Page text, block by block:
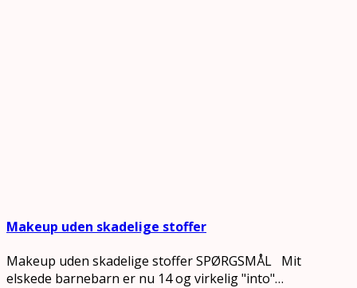
Makeup uden skadelige stoffer
Makeup uden skadelige stoffer SPØRGSMÅL Mit
elskede barnebarn er nu 14 og virkelig "into"…